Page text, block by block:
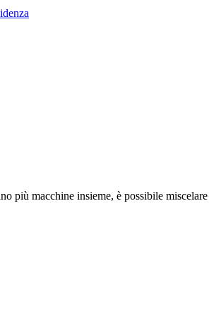
più macchine insieme, è possibile